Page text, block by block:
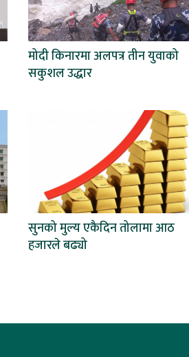
मोदी किनारमा अलपत्र तीन युवाको
सकुशल उद्धार
सुनको मुल्य एकैदिन तोलामा आठ
हजारले बढ्यो